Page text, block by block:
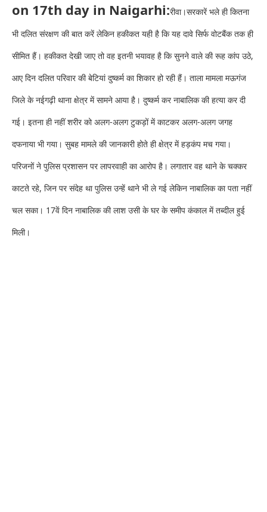
on 17th day in Naigarhi:रीवा।सरकारें भले ही कितना
भी दलित संरक्षण की बात करें लेकिन हकीकत यही है कि यह दावे सिर्फ वोटबैंक तक ही
सीमित हैं। हकीकत देखी जाए तो वह इतनी भयावह है कि सुनने वाले की रूह कांप उठे,
आए दिन दलित परिवार की बेटियां दुष्कर्म का शिकार हो रही हैं। ताला मामला मऊगंज
जिले के नईगढ़ी थाना क्षेत्र में सामने आया है। दुष्कर्म कर नाबालिक की हत्या कर दी
गई। इतना ही नहीं शरीर को अलग-अलग टुकड़ों में काटकर अलग-अलग जगह
दफनाया भी गया। सुबह मामले की जानकारी होते ही क्षेत्र में हड़कंप मच गया।
परिजनों ने पुलिस प्रशासन पर लापरवाही का आरोप है। लगातार वह थाने के चक्कर
काटते रहे, जिन पर संदेह था पुलिस उन्हें थाने भी ले गई लेकिन नाबालिक का पता नहीं
चल सका। 17वें दिन नाबालिक की लाश उसी के घर के समीप कंकाल में तब्दील हुई
मिली।